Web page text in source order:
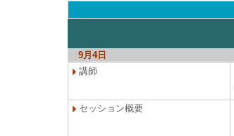
9月4日
講師
セッション概要